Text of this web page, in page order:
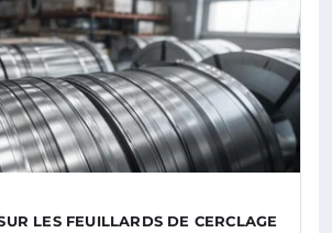
LES FEUILLARDS DE CERCLAGE